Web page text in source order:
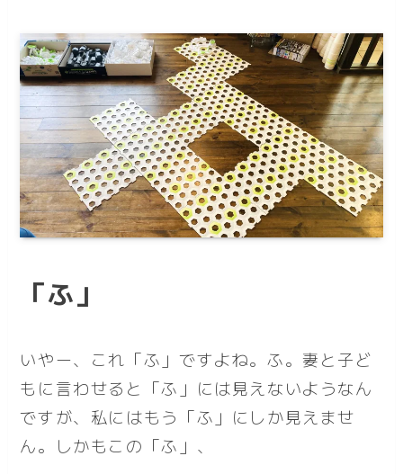
「ふ」
いやー、これ「ふ」ですよね。ふ。妻と子ど
もに言わせると「ふ」には見えないようなん
ですが、私にはもう「ふ」にしか見えませ
ん。しかもこの「ふ」、